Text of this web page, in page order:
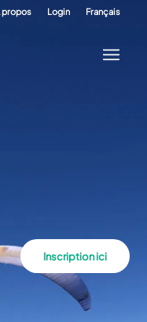
propos Login Français
Inscription ici